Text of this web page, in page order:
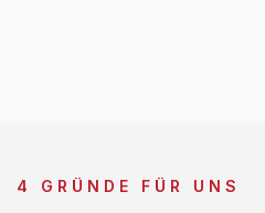
4 GRÜNDE FÜR UNS